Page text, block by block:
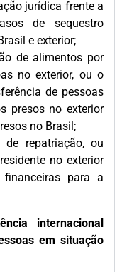
jurídica frente a
de sequestro
e exterior;
de alimentos por
no exterior, ou o
de pessoas
presos no exterior
no Brasil;
de repatriação, ou
no exterior
para a
internacional
em situação